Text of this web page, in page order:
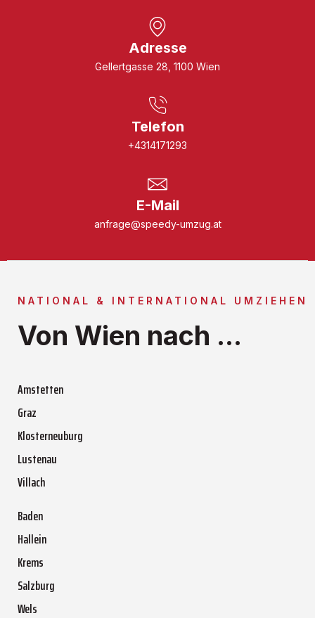
Adresse
Gellertgasse 28, 1100 Wien
Telefon
+4314171293
E-Mail
anfrage@speedy-umzug.at
NATIONAL & INTERNATIONAL UMZIEHEN
Von Wien nach ...
Amstetten
Graz
Klosterneuburg
Lustenau
Villach
Baden
Hallein
Krems
Salzburg
Wels